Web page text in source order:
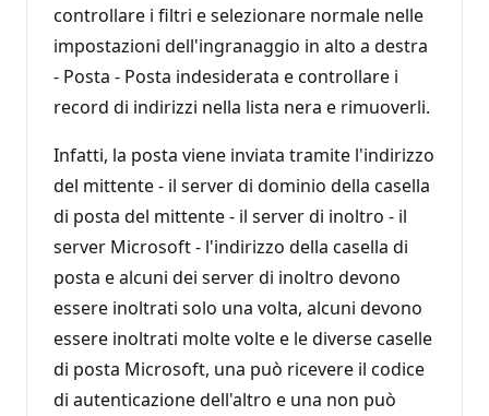
controllare i filtri e selezionare normale nelle
impostazioni dell'ingranaggio in alto a destra
- Posta - Posta indesiderata e controllare i
record di indirizzi nella lista nera e rimuoverli.
Infatti, la posta viene inviata tramite l'indirizzo
del mittente - il server di dominio della casella
di posta del mittente - il server di inoltro - il
server Microsoft - l'indirizzo della casella di
posta e alcuni dei server di inoltro devono
essere inoltrati solo una volta, alcuni devono
essere inoltrati molte volte e le diverse caselle
di posta Microsoft, una può ricevere il codice
di autenticazione dell'altro e una non può